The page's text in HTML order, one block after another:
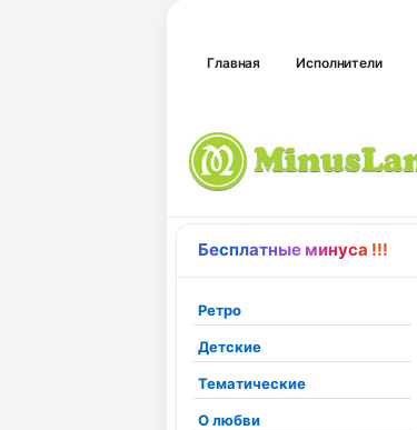
Главная Исполнители
Бесплатные минуса !!!
Ретро
Детские
Тематические
О любви